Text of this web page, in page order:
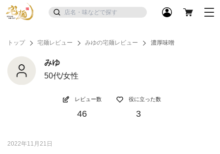
トップ 宅麺レビュー みゆの宅麺レビュー 濃厚味噌
みゆ
50代/女性
レビュー数
46
役に立った数
3
2022年11月21日